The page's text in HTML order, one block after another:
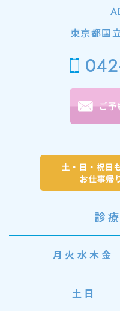
東京都国
診
月火水木金
土日